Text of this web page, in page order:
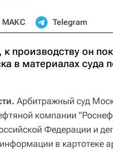
МАКС Telegram
производству он
в материалах суда
Арбитражный суд
компании
Федерации и
в картотеке